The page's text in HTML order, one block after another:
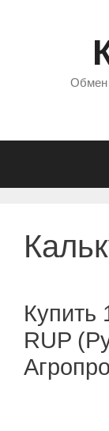
Обмен
Купить
RUP